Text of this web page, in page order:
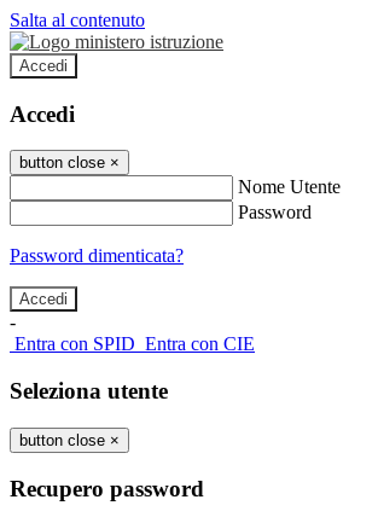
Salta al contenuto
Accedi
Accedi
button close ×
Nome Utente
Password
Password dimenticata?
-
Entra con SPID Entra con CIE
Seleziona utente
button close ×
Recupero password